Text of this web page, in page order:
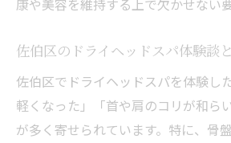
康や美容を維持する上で欠かせない要
佐伯区のドライヘッドスパ体験談
佐伯区でドライヘッドスパを体験し
軽くなった」「首や肩のコリが和ら
が多く寄せられています。特に、骨